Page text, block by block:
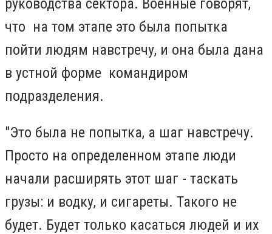
руководства сектора. Военные говорят,
что на том этапе это была попытка
пойти людям навстречу, и она была дана
в устной форме командиром
подразделения.
"Это была не попытка, а шаг навстречу.
Просто на определенном этапе люди
начали расширять этот шаг - таскать
грузы: и водку, и сигареты. Такого не
будет. Будет только касаться людей и их